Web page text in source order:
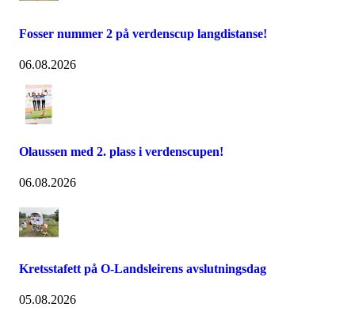
Fosser nummer 2 på verdenscup langdistanse!
06.08.2026
Olaussen med 2. plass i verdenscupen!
06.08.2026
Kretsstafett på O-Landsleirens avslutningsdag
05.08.2026